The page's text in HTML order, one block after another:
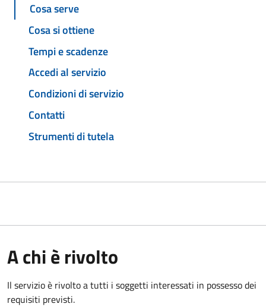
Cosa serve
Cosa si ottiene
Tempi e scadenze
Accedi al servizio
Condizioni di servizio
Contatti
Strumenti di tutela
A chi è rivolto
Il servizio è rivolto a tutti i soggetti interessati in possesso dei
requisiti previsti.